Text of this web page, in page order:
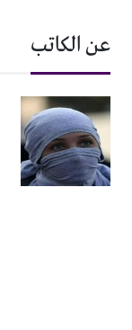
عن الكاتب